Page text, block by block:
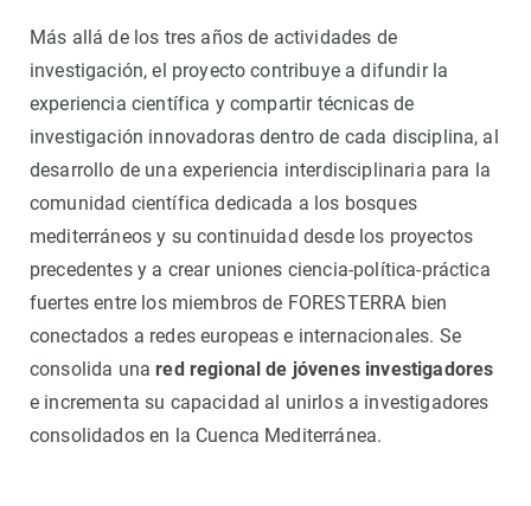
Más allá de los tres años de actividades de
investigación, el proyecto contribuye a difundir la
experiencia científica y compartir técnicas de
investigación innovadoras dentro de cada disciplina, al
desarrollo de una experiencia interdisciplinaria para la
comunidad científica dedicada a los bosques
mediterráneos y su continuidad desde los proyectos
precedentes y a crear uniones ciencia-política-práctica
fuertes entre los miembros de FORESTERRA bien
conectados a redes europeas e internacionales. Se
consolida una red regional de jóvenes investigadores
e incrementa su capacidad al unirlos a investigadores
consolidados en la Cuenca Mediterránea.